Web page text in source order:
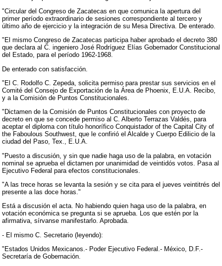
"Circular del Congreso de Zacatecas en que comunica la apertura del
primer período extraordinario de sesiones correspondiente al tercero y
último año de ejercicio y la integración de su Mesa Directiva. De enterado.
"El mismo Congreso de Zacatecas participa haber aprobado el decreto 380
que declara al C. ingeniero José Rodríguez Elías Gobernador Constitucional
del Estado, para el período 1962-1968.
De enterado con satisfacción.
"El C. Rodolfo C. Zepeda, solicita permiso para prestar sus servicios en el
Comité del Consejo de Exportación de la Área de Phoenix, E.U.A. Recibo,
y a la Comisión de Puntos Constitucionales.
"Dictamen de la Comisión de Puntos Constitucionales con proyecto de
decreto en que se concede permiso al C. Alberto Terrazas Valdés, para
aceptar el diploma con título honorífico Conquistador of the Capital City of
the Faboulous Southwest, que le confirió el Alcalde y Cuerpo Edilicio de la
ciudad del Paso, Tex., E.U.A.
"Puesto a discusión, y sin que nadie haga uso de la palabra, en votación
nominal se aprueba el dictamen por unanimidad de veintidós votos. Pasa al
Ejecutivo Federal para efectos constitucionales.
"A las trece horas se levanta la sesión y se cita para el jueves veintitrés del
presente a las doce horas."
Está a discusión el acta. No habiendo quien haga uso de la palabra, en
votación económica se pregunta si se aprueba. Los que estén por la
afirmativa, sírvanse manifestarlo. Aprobada.
- El mismo C. Secretario (leyendo):
"Estados Unidos Mexicanos.- Poder Ejecutivo Federal.- México, D.F.-
Secretaría de Gobernación.